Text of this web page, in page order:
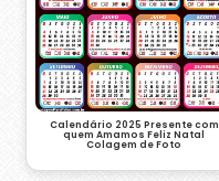
Calendário 2025 Presente com
quem Amamos Feliz Natal
Colagem de Foto